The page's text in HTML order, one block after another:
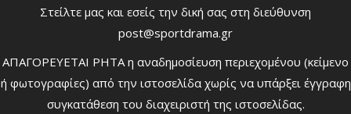
Στείλτε μας και εσείς την δική σας στη διεύθυνση
post@sportdrama.gr
ΑΠΑΓΟΡΕΥΕΤΑΙ ΡΗΤΑ η αναδημοσίευση περιεχομένου (κείμενο
ή φωτογραφίες) από την ιστοσελίδα χωρίς να υπάρξει έγγραφη
συγκατάθεση του διαχειριστή της ιστοσελίδας.